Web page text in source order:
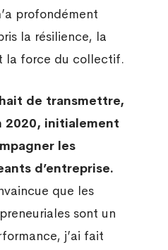
profondément
la résilience, la
la force du collectif.
de transmettre,
2020, initialement
les
d’entreprise.
que les
sont un
j’ai fait